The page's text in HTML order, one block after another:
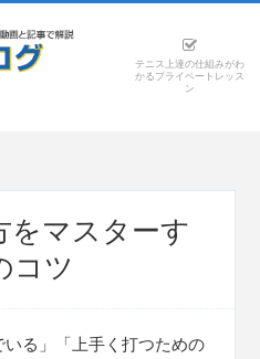
テニス上達の仕組みがわ
かるプライベートレッス
ン
をマスターす
コツ
いる」「上手く打つための